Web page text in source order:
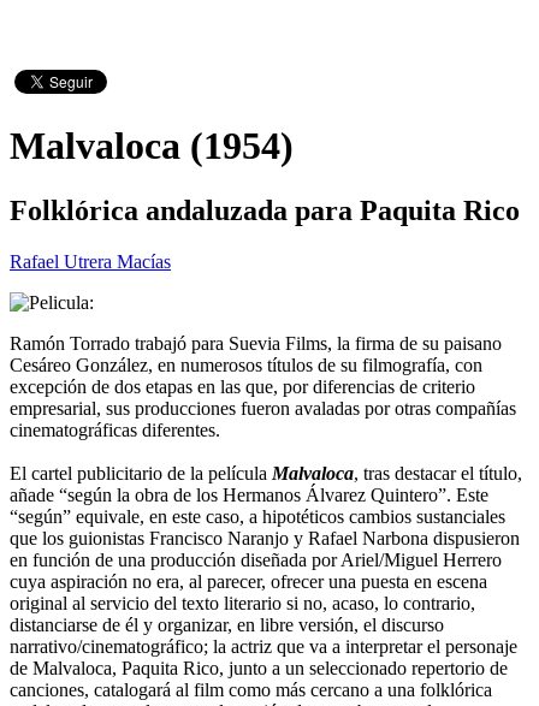
Malvaloca (1954)
Folklórica andaluzada para Paquita Rico
Rafael Utrera Macías
Ramón Torrado trabajó para Suevia Films, la firma de su paisano
Cesáreo González, en numerosos títulos de su filmografía, con
excepción de dos etapas en las que, por diferencias de criterio
empresarial, sus producciones fueron avaladas por otras compañías
cinematográficas diferentes.
El cartel publicitario de la película Malvaloca, tras destacar el título,
añade “según la obra de los Hermanos Álvarez Quintero”. Este
“según” equivale, en este caso, a hipotéticos cambios sustanciales
que los guionistas Francisco Naranjo y Rafael Narbona dispusieron
en función de una producción diseñada por Ariel/Miguel Herrero
cuya aspiración no era, al parecer, ofrecer una puesta en escena
original al servicio del texto literario si no, acaso, lo contrario,
distanciarse de él y organizar, en libre versión, el discurso
narrativo/cinematográfico; la actriz que va a interpretar el personaje
de Malvaloca, Paquita Rico, junto a un seleccionado repertorio de
canciones, catalogará al film como más cercano a una folklórica